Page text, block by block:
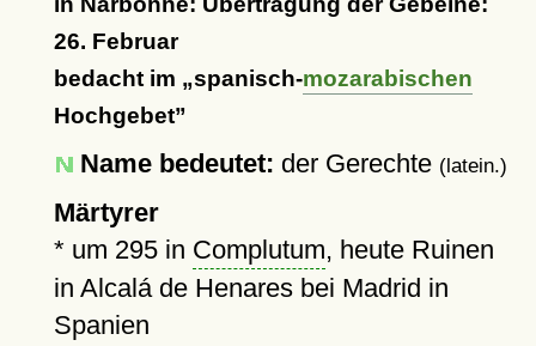
26. Februar
bedacht im
spanisch-mozarabischen
Hochgebet
Name bedeutet: der Gerechte (latein.)
Märtyrer
* um 295in Complutum, heute Ruinen
in Alcalá de Henares bei Madrid in
Spanien